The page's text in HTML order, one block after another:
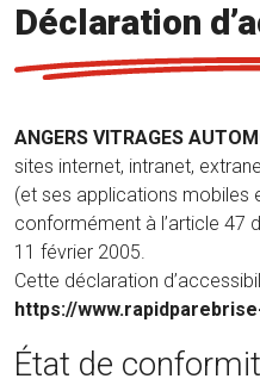
Déclaration
ANGERS VITRAGES
sites internet, intranet,
(et ses applications mobiles
conformément à l’article 47
11 février 2005.
Cette déclaration
https://
État de